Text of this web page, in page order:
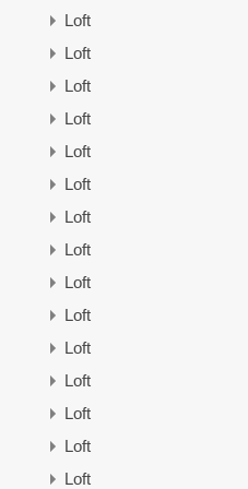
Loft
Loft
Loft
Loft
Loft
Loft
Loft
Loft
Loft
Loft
Loft
Loft
Loft
Loft
Loft